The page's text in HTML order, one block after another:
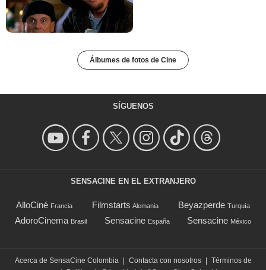
Álbumes de fotos de Cine
SÍGUENOS
SENSACINE EN EL EXTRANJERO
AlloCiné Francia Filmstarts Alemania Beyazperde Turquía
AdoroCinema Brasil Sensacine España Sensacine México
Acerca de SensaCine Colombia Contacta con nosotros
Términos de